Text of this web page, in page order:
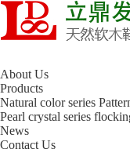
About Us
Products
Natural color series
Pearl crystal series
News
Contact Us